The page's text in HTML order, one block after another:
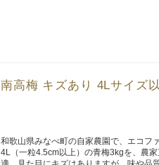
南高梅 キズあり 4Lサイズ
和歌山県みなべ町の自家農園で、エコフ
4L（一粒4.5cm以上）の青梅3kgを、農